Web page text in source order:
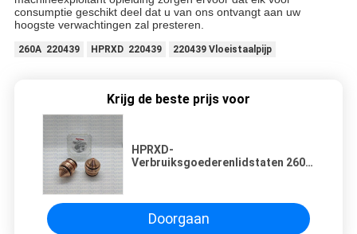
consumptie geschikt deel dat u van ons ontvangt aan uw
hoogste verwachtingen zal presteren.
260A 220439 HPRXD 220439 220439 Vloeistaalpijp
Krijg de beste prijs voor
HPRXD-
Verbruiksgoederenlidstaten 260A
Doorgaan